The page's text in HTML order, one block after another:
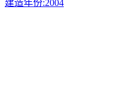
建造年份:2004